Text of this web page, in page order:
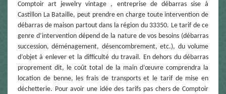
Comptoir art jewelry vintage , entreprise de débarras sise à
Castillon La Bataille, peut prendre en charge toute intervention de
débarras de maison partout dans la région du 33350. Le tarif de ce
genre d’intervention dépend de la nature de vos besoins (débarras
succession, déménagement, désencombrement, etc.), du volume
d’objet à enlever et la difficulté du travail. En dehors du débarras
proprement dit, le coût total de la main d’œuvre comprendra la
location de benne, les frais de transports et le tarif de mise en
déchetterie. Pour avoir une idée des tarifs pas chers de Comptoir